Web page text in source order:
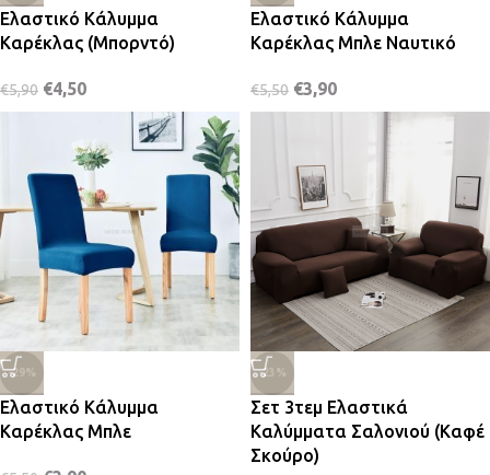
Ελαστικό Κάλυμμα
Καρέκλας (Μπορντό)
€5,90 €4,50
Ελαστικό Κάλυμμα
Καρέκλας Μπλε Ναυτικό
€5,50 €3,90
-29%
Ελαστικό Κάλυμμα
Καρέκλας Μπλε
-23%
Σετ 3τεμ Ελαστικά
Καλύμματα Σαλονιού (Καφέ
Σκούρο)